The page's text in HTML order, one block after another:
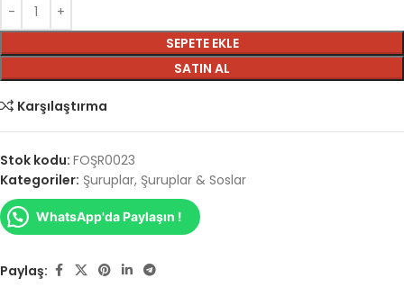
SEPETE EKLE
SATIN AL
Karşılaştırma
Stok kodu: FOŞR0023
Kategoriler: Şuruplar, Şuruplar & Soslar
WhatsApp'da Paylaşın !
Paylaş: